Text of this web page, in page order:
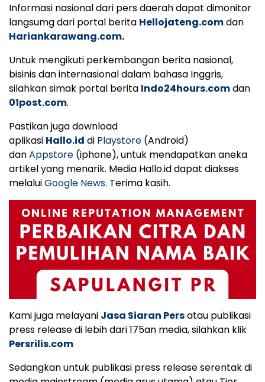
Informasi nasional dari pers daerah dapat dimonitor
langsumg dari portal berita Hellojateng.comdan
Hariankarawang.com.
Untuk mengikuti perkembangan berita nasional,
bisinis dan internasional dalam bahasa Inggris,
silahkan simak portal berita Indo24hours.comdan
01post.com.
Pastikan juga download
aplikasi Hallo.id di Playstore (Android)
danAppstore (iphone), untuk mendapatkan aneka
artikel yang menarik. Media Hallo.id dapat diakses
melaluiGoogle News. Terima kasih.
Kami juga melayani Jasa Siaran Persatau publikasi
press release di lebih dari 175an media, silahkan klik
Persrilis.com
Sedangkan untuk publikasi press release serentak di